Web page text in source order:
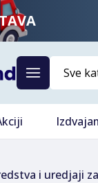
i uredjaji